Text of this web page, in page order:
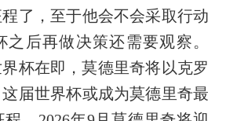
了，至于他会不会采取行动
后再做决策还需要观察。
杯在即，莫德里奇将以克罗
届世界杯或成为莫德里奇最